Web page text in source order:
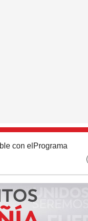
con el Programa